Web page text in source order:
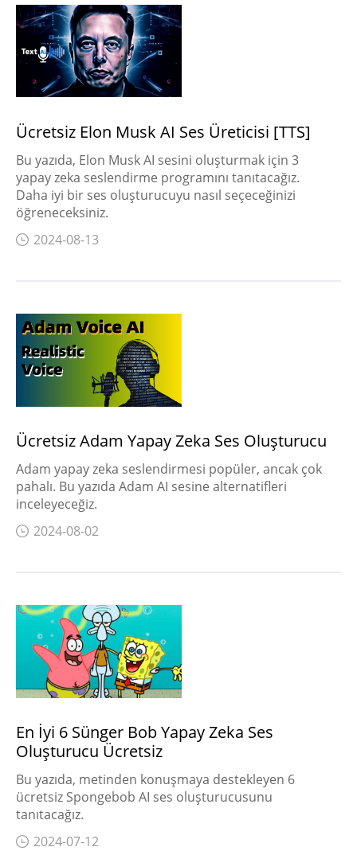
Ücretsiz Elon Musk AI Ses Üreticisi [TTS]
Bu yazıda, Elon Musk AI sesini oluşturmak için 3
yapay zeka seslendirme programını tanıtacağız.
Daha iyi bir ses oluşturucuyu nasıl seçeceğinizi
öğreneceksiniz.
2024-08-13
Ücretsiz Adam Yapay Zeka Ses Oluşturucu
Adam yapay zeka seslendirmesi popüler, ancak çok
pahalı. Bu yazıda Adam AI sesine alternatifleri
inceleyeceğiz.
2024-08-02
En İyi 6 Sünger Bob Yapay Zeka Ses
Oluşturucu Ücretsiz
Bu yazıda, metinden konuşmaya destekleyen 6
ücretsiz Spongebob AI ses oluşturucusunu
tanıtacağız.
2024-07-12